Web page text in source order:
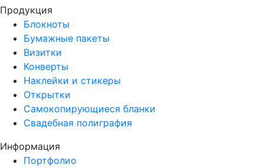
Продукция
Блокноты
Бумажные пакеты
Визитки
Конверты
Наклейки и стикеры
Открытки
Самокопирующиеся бланки
Свадебная полиграфия
Информация
Портфолио